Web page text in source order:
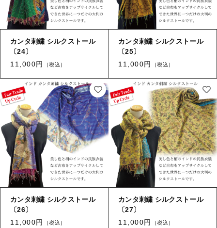
カンタ刺繍 シルクストール
〔24〕
11,000円
（税込）
カンタ刺繍 シルクストール
〔25〕
11,000円
（税込）
カンタ刺繍 シルクストール
〔26〕
11,000円
（税込）
カンタ刺繍 シルクストール
〔27〕
11,000円
（税込）